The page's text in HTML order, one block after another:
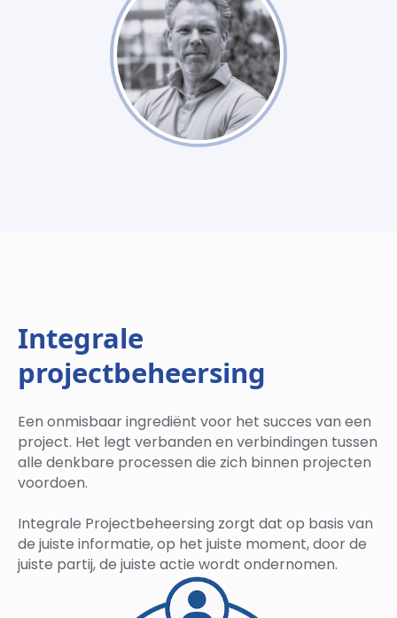
Integrale
projectbeheersing
Een onmisbaar ingrediënt voor het succes van een
project. Het legt verbanden en verbindingen tussen
alle denkbare processen die zich binnen projecten
voordoen.
Integrale Projectbeheersing zorgt dat op basis van
de juiste informatie, op het juiste moment, door de
juiste partij, de juiste actie wordt ondernomen.